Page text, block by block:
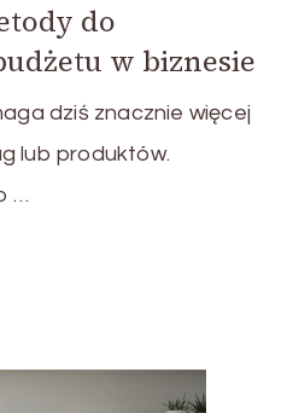
do
w biznesie
dziś znacznie więcej
lub produktów.
…